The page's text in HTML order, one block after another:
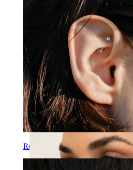
Rook
Materiales De Joyas Para Piercings
GUÍA DETALLADA DE LOS
MADERA: ESTILOS,
MANTENIMIENTO
Descubre las joyas de madera
para piercings cicatrizados por
Entérate de ventajas, tips para
evitar su uso.
Leer más